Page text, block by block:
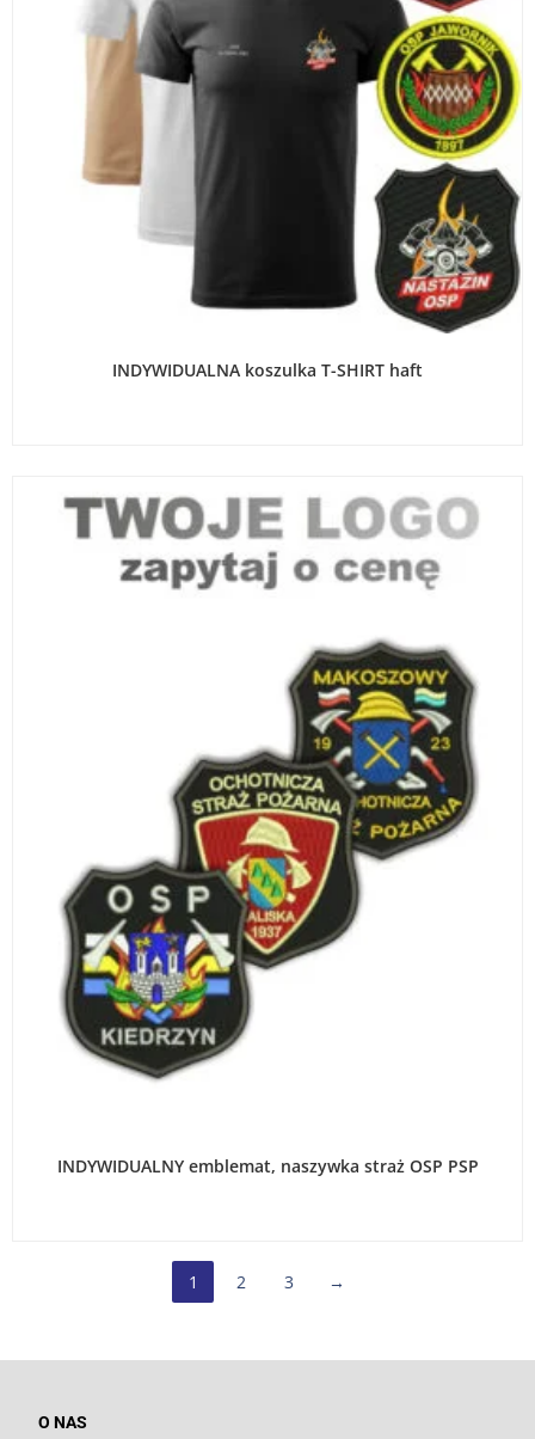
INDYWIDUALNA koszulka T-SHIRT haft
INDYWIDUALNY emblemat, naszywka straż OSP PSP
1 2 3 →
O NAS